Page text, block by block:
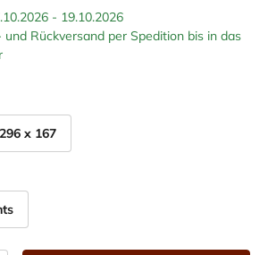
- 19.10.2026
Rückversand per Spedition bis in das
296 x 167